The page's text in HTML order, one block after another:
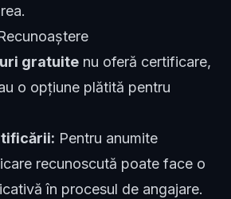
gratuite nu oferă certificare,
o opțiune plătită pentru
Pentru anumite
recunoscută poate face o
în procesul de angajare.